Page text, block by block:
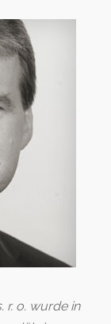
r. o. wurde in